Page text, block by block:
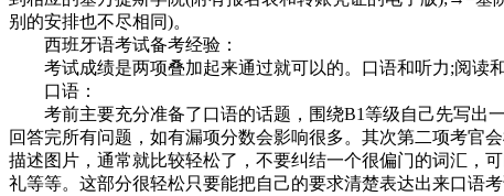
别的安排也不尽相同)。
西班牙语考试备考经验：
考试成绩是两项叠加起来通过就可以的。口语和听力;阅读和
口语：
考前主要充分准备了口语的话题，围绕B1等级自己先写出一
回答完所有问题，如有漏项分数会影响很多。其次第二项考官
描述图片，通常就比较轻松了，不要纠结一个很偏门的词汇，
礼等等。这部分很轻松只要能把自己的要求清楚表达出来口语考